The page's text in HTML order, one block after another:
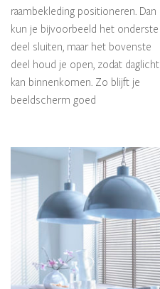
raambekleding positioneren. Dan
kun je bijvoorbeeld het onderste
deel sluiten, maar het bovenste
deel houd je open, zodat daglicht
kan binnenkomen. Zo blijft je
beeldscherm goed